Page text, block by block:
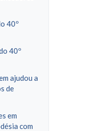
40º
40º
ajudou a
de
em
com